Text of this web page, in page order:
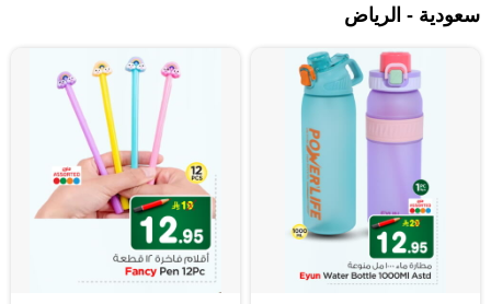
سعودية - الرياض